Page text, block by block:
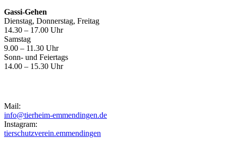
Gassi-Gehen
Dienstag, Donnerstag, Freitag
14.30 – 17.00 Uhr
Samstag
9.00 – 11.30 Uhr
Sonn- und Feiertags
14.00 – 15.30 Uhr
Mail:
info@tierheim-emmendingen.de
Instagram:
tierschutzverein.emmendingen